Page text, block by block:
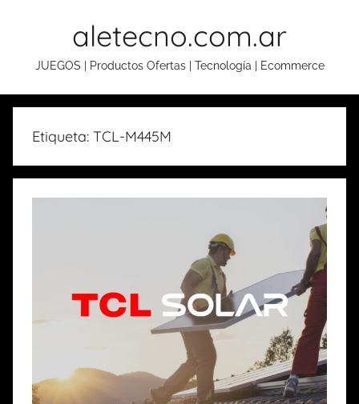
aletecno.com.ar
JUEGOS | Productos Ofertas | Tecnología | Ecommerce
Etiqueta: TCL-M445M